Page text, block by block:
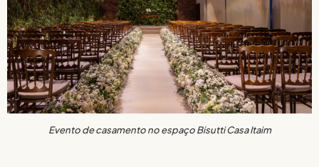
Evento de casamento no espaço Bisutti Casa Itaim